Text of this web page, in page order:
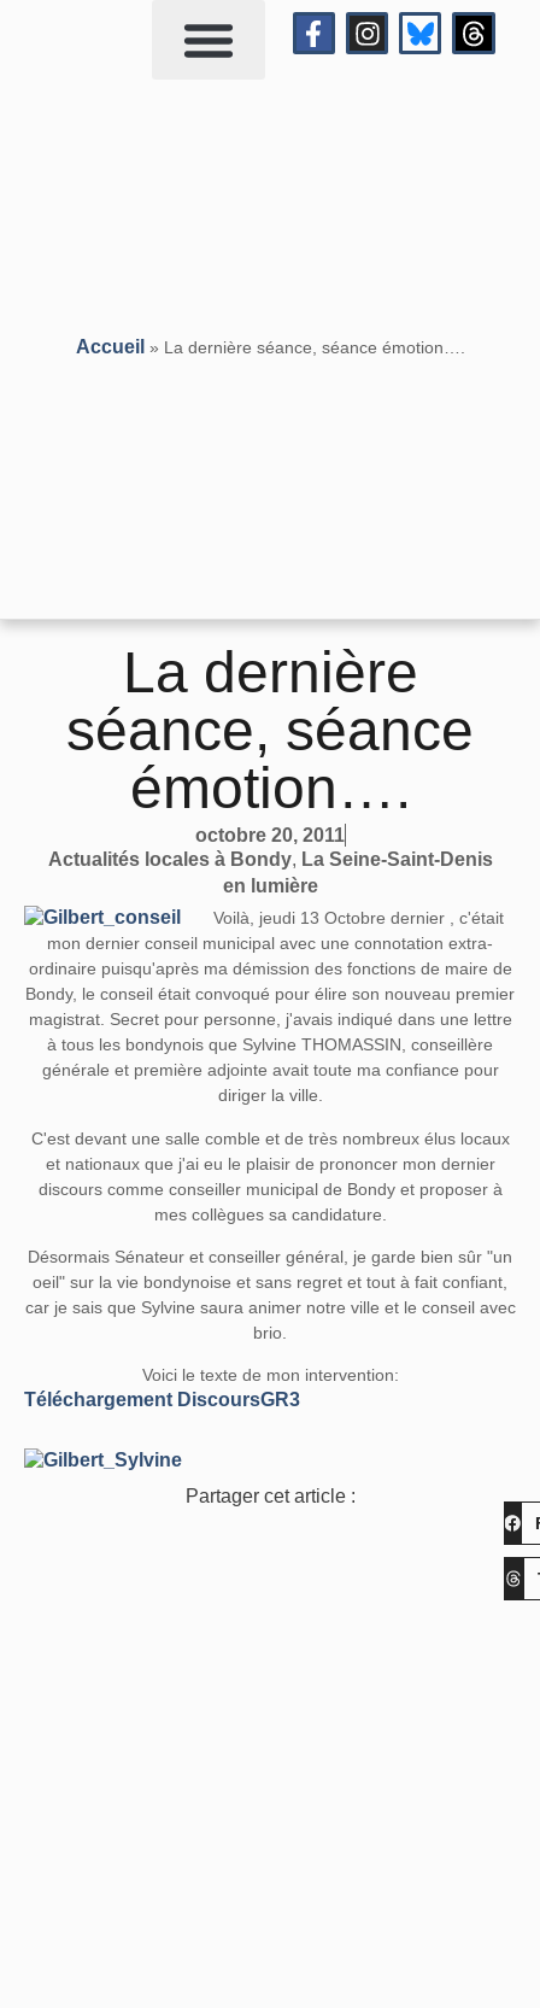
Accueil » La dernière séance, séance émotion….
La dernière
séance, séance
émotion….
octobre 20, 2011
Actualités locales à Bondy, La Seine-Saint-Denis
en lumière
Voilà, jeudi 13 Octobre dernier , c'était
mon dernier conseil municipal avec une connotation extra-
ordinaire puisqu'après ma démission des fonctions de maire de
Bondy, le conseil était convoqué pour élire son nouveau premier
magistrat. Secret pour personne, j'avais indiqué dans une lettre
à tous les bondynois que Sylvine THOMASSIN, conseillère
générale et première adjointe avait toute ma confiance pour
diriger la ville.
C'est devant une salle comble et de très nombreux élus locaux
et nationaux que j'ai eu le plaisir de prononcer mon dernier
discours comme conseiller municipal de Bondy et proposer à
mes collègues sa candidature.
Désormais Sénateur et conseiller général, je garde bien sûr "un
oeil" sur la vie bondynoise et sans regret et tout à fait confiant,
car je sais que Sylvine saura animer notre ville et le conseil avec
brio.
Voici le texte de mon intervention:
Téléchargement DiscoursGR3
Partager cet article :